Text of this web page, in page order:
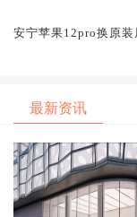
安宁苹果12pro换原装
最新资讯